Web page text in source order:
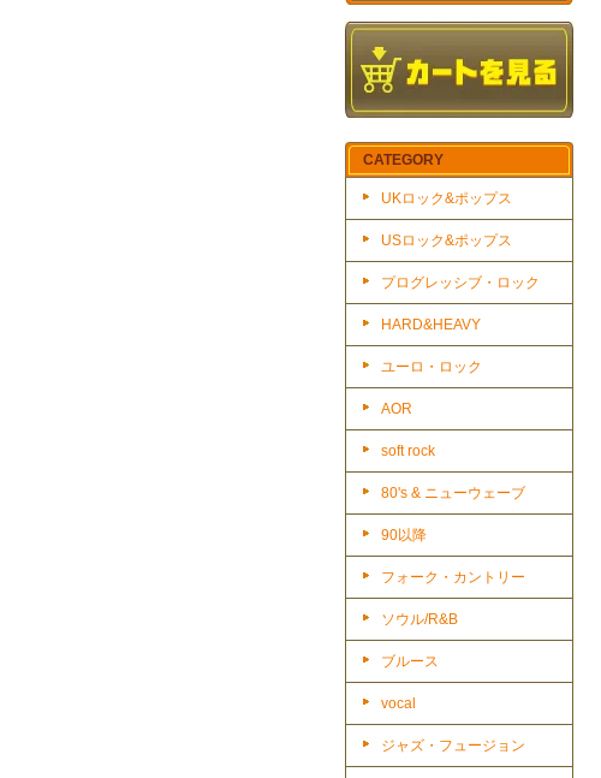
CATEGORY
UKロック&ポップス
USロック&ポップス
プログレッシブ・ロック
HARD&HEAVY
ユーロ・ロック
AOR
soft rock
80's & ニューウェーブ
90以降
フォーク・カントリー
ソウル/R&B
ブルース
vocal
ジャズ・フュージョン